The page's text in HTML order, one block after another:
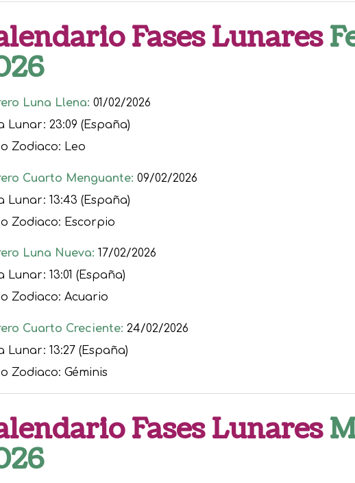
Fases Lunares
Luna Llena: 01/02/2026
Lunar: 23:09 (España)
Zodiaco: Leo
Cuarto Menguante: 09/02/2026
Lunar: 13:43 (España)
Zodiaco: Escorpio
Luna Nueva: 17/02/2026
Lunar: 13:01 (España)
Zodiaco: Acuario
Cuarto Creciente: 24/02/2026
Lunar: 13:27 (España)
Zodiaco: Géminis
Fases Lunares